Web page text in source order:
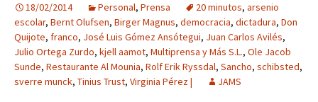
18/02/2014 Personal, Prensa 20 minutos, arsenio
escolar, Bernt Olufsen, Birger Magnus, democracia, dictadura, Don
Quijote, franco, José Luis Gómez Ansótegui, Juan Carlos Avilés,
Julio Ortega Zurdo, kjell aamot, Multiprensa y Más S.L., Ole Jacob
Sunde, Restaurante Al Mounia, Rolf Erik Ryssdal, Sancho, schibsted,
sverre munck, Tinius Trust, Virginia Pérez | JAMS